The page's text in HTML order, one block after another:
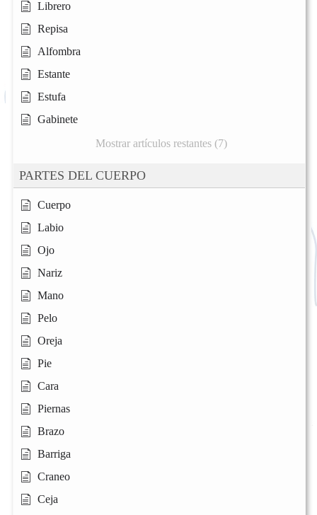
Librero
Repisa
Alfombra
Estante
Estufa
Gabinete
Mostrar artículos restantes (7)
PARTES DEL CUERPO
Cuerpo
Labio
Ojo
Nariz
Mano
Pelo
Oreja
Pie
Cara
Piernas
Brazo
Barriga
Craneo
Ceja